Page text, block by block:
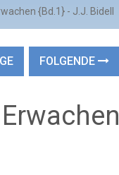
{Bd.1} - J.J. Bidell
FOLGENDE